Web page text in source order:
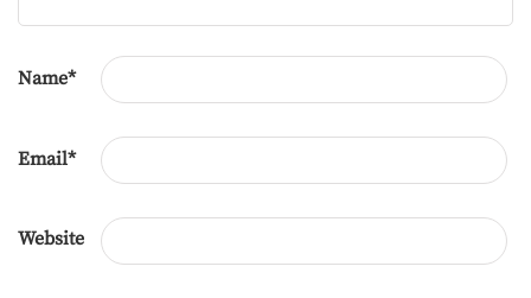
Name*
Email*
Website